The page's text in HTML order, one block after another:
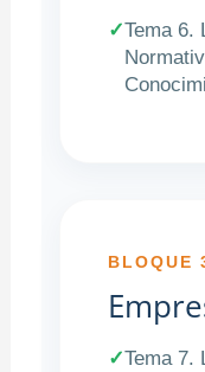
✓Tema 6.
BLOQUE
✓Tema 7.